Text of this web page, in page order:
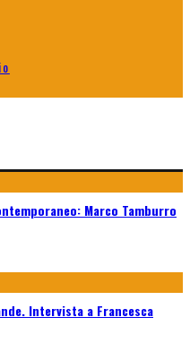
Marco Tamburro
Intervista a Francesca